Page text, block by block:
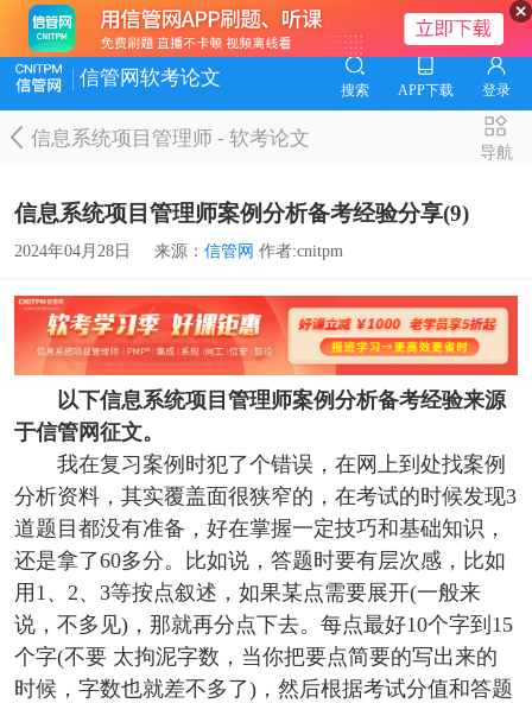
信管网软考论文
搜索 APP下载 登录
信息系统项目管理师-软考论文
导航
信息系统项目管理师案例分析备考经验分享(9)
2024年04月28日 来源： 信管网 作者:cnitpm
以下信息系统项目管理师案例分析备考经验来源
于信管网征文。
我在复习案例时犯了个错误，在网上到处找案例
分析资料，其实覆盖面很狭窄的，在考试的时候发现3
道题目都没有准备，好在掌握一定技巧和基础知识，
还是拿了60多分。比如说，答题时要有层次感，比如
用1、2、3等按点叙述，如果某点需要展开(一般来
说，不多见)，那就再分点下去。每点最好10个字到15
个字(不要 太拘泥字数，当你把要点简要的写出来的
时候，字数也就差不多了)，然后根据考试分值和答题